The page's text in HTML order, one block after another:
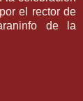
el rector de
de la